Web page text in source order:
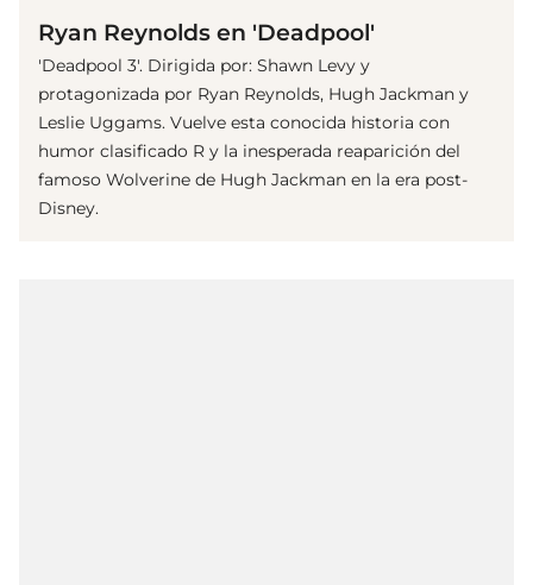
Ryan Reynolds en 'Deadpool'
'Deadpool 3'. Dirigida por: Shawn Levy y
protagonizada por Ryan Reynolds, Hugh Jackman y
Leslie Uggams. Vuelve esta conocida historia con
humor clasificado R y la inesperada reaparición del
famoso Wolverine de Hugh Jackman en la era post-
Disney.